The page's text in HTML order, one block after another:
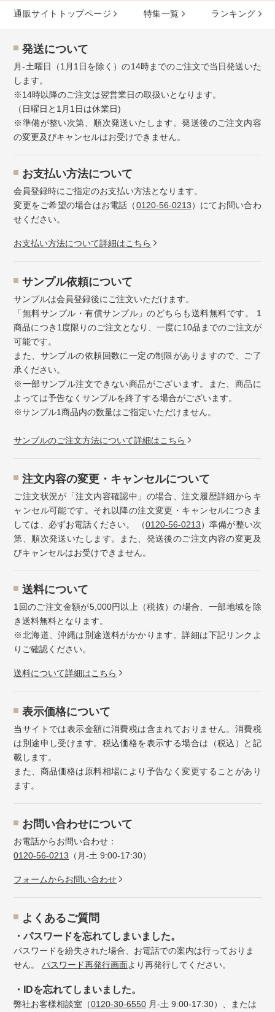
通販サイトトップページ 特集⼀覧 ランキング
発送について
月-土曜日（1月1日を除く）の14時までのご注文で当日発送いた
します。
※14時以降のご注文は翌営業日の取扱いとなります。
（日曜日と1月1日は休業日)
※準備が整い次第、順次発送いたします。発送後のご注文内容
の変更及びキャンセルはお受けできません。
お⽀払い⽅法について
会員登録時にご指定のお支払い方法となります。
変更をご希望の場合はお電話（0120-56-0213）にてお問い合わ
せください。
お⽀払い⽅法について詳細はこちら
サンプル依頼について
サンプルは会員登録後にご注文いただけます。
「無料サンプル・有償サンプル」のどちらも送料無料です。 1
商品につき1度限りのご注文となり、一度に10品までのご注文が
可能です。
また、サンプルの依頼回数に一定の制限がありますので、ご了
承ください。
※一部サンプル注文できない商品がございます。また、商品に
よっては予告なくサンプルを終了する場合がございます。
※サンプル1商品内の数量はご指定いただけません。
サンプルのご注文方法について詳細はこちら
注⽂内容の変更・キャンセルについて
ご注文状況が「注文内容確認中」の場合、注文履歴詳細からキ
ャンセル可能です。それ以降の注文変更・キャンセルにつきま
しては、必ずお電話ください。 （0120-56-0213）準備が整い次
第、順次発送いたします。また、発送後のご注文内容の変更及
びキャンセルはお受けできません。
送料について
1回のご注文金額が5,000円以上（税抜）の場合、一部地域を除
き送料無料となります。
※北海道、沖縄は別途送料がかかります。詳細は下記リンクよ
りご確認ください。
送料について詳細はこちら
表示価格について
当サイトでは表示金額に消費税は含まれておりません。消費税
は別途申し受けます。税込価格を表示する場合は（税込）と記
載します。
また、商品価格は原料相場により予告なく変更することがあり
ます。
お問い合わせについて
お電話からお問い合わせ：
0120-56-0213 （月-土 9:00-17:30）
フォームからお問い合わせ
よくあるご質問
・パスワードを忘れてしまいました。
パスワードを紛失された場合、お電話での案内は行っておりま
せん。パスワード再発行画面より再発行してください。
・IDを忘れてしまいました。
弊社お客様相談室（0120-30-6550 月-土 9:00-17:30）、または